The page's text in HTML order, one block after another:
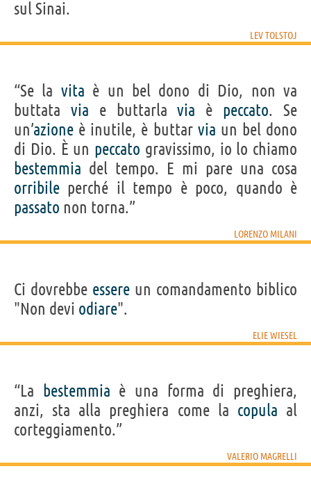
sul Sinai.
LEV TOLSTOJ
“Se la vita è un bel dono di Dio, non va
buttata via e buttarlavia è peccato. Se
un’azione è inutile, è buttar via un bel dono
di Dio. È un peccato gravissimo, io lo chiamo
bestemmia del tempo. E mi pare una cosa
orribile perché il tempo è poco, quando è
passato non torna.”
LORENZO MILANI
Ci dovrebbe essere un comandamento biblico
"Non devi odiare".
ELIE WIESEL
“La bestemmia è una forma di preghiera,
anzi, sta alla preghiera come la copula al
corteggiamento.”
VALERIO MAGRELLI